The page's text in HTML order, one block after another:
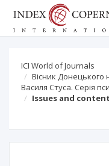
ICI World of Journals
Вісник Донецького
Василя Стуса. Серія
Issues and